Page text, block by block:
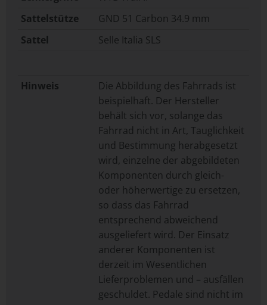
Sattelstütze
GND 51 Carbon 34.9 mm
Sattel
Selle Italia SLS
Hinweis
Die Abbildung des Fahrrads ist
beispielhaft. Der Hersteller
behält sich vor, solange das
Fahrrad nicht in Art, Tauglichkeit
und Bestimmung herabgesetzt
wird, einzelne der abgebildeten
Komponenten durch gleich-
oder höherwertige zu ersetzen,
so dass das Fahrrad
entsprechend abweichend
ausgeliefert wird. Der Einsatz
anderer Komponenten ist
derzeit im Wesentlichen
Lieferproblemen und – ausfällen
geschuldet. Pedale sind nicht im